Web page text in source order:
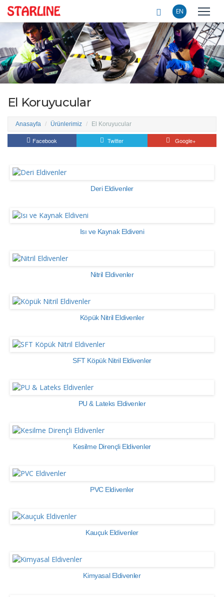
EN
El Koruyucular
Anasayfa Ürünlerimiz El Koruyucular
Facebook Twitter Google+
Deri Eldivenler
Isı ve Kaynak Eldiveni
Nitril Eldivenler
Köpük Nitril Eldivenler
SFT Köpük Nitril Eldivenler
PU & Lateks Eldivenler
Kesilme Dirençli Eldivenler
PVC Eldivenler
Kauçuk Eldivenler
Kimyasal Eldivenler